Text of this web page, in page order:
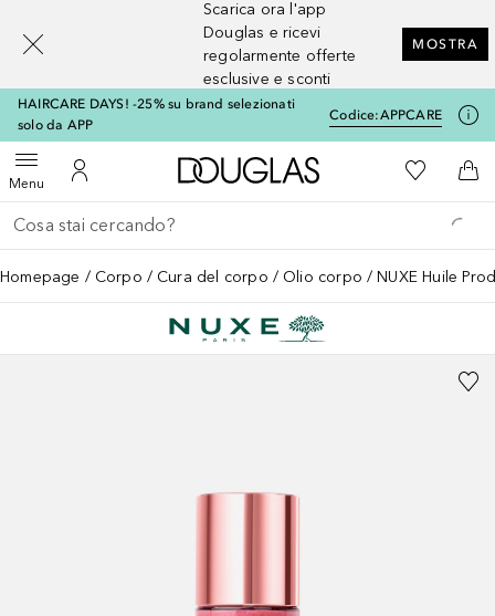
Scarica ora l'app
Douglas e ricevi
regolarmente offerte
esclusive e sconti
MOSTRA
HAIRCARE DAYS! -25% su brand selezionati
solo da APP
Codice:APPCARE
MenuApri menuAl Mio Account
A Douglas HomeAlla Mia
Al
Torna indietro
Esegui ricerca
Homepage Corpo Cura del corpo Olio corpo NUXE Huile
[navigation.slideout.screenreader]